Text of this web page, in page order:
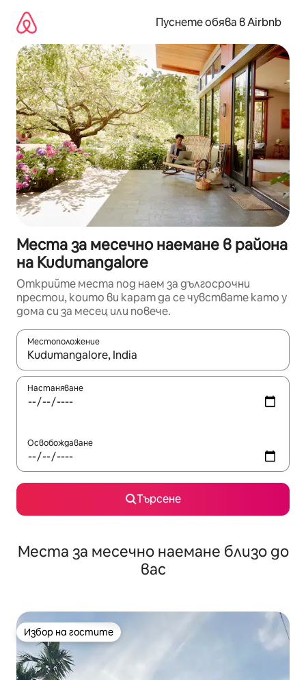
съдържанието
Пуснете обява в Airbnb
Места за месечно наемане в района
на Kudumangalore
Открийте места под наем за дългосрочни
престои, които ви карат да се чувствате като у
дома си за месец или повече.
Местоположение
Когато резултатите се покажат, използвайте
Настаняване
Освобождаване
Търсене
Места за месечно наемане близо до
вас
Избор на гостите
Избор на гостите